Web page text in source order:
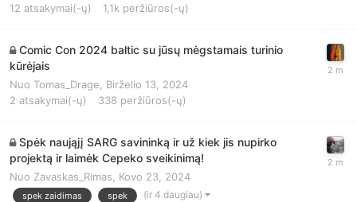
12 atsakymai(-ų) 1,1k peržiūros(-ų)
Comic Con 2024 baltic su jūsų mėgstamais turinio
kūrėjais
Nuo Tomas_Drage
Birželio 13, 2024
2 atsakymai(-ų) 338 peržiūros(-ų)
Spėk naująjį SARG savininką ir už kiek jis nupirko
projektą ir laimėk Cepeko sveikinimą!
Nuo Zavaskas_Rimas Kovo 23, 2024
spek zaidimas spek (ir 4 daugiau)